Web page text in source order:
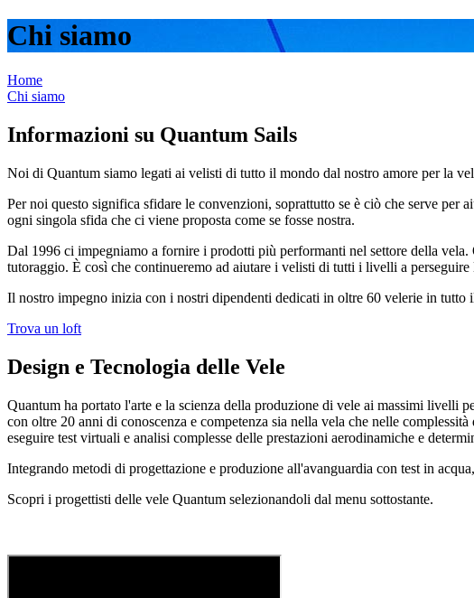
Chi siamo
Home
Chi siamo
Informazioni su Quantum Sails
Noi di Quantum siamo legati ai velisti di tutto il mondo dal nostro amore per la
Per noi questo significa sfidare le convenzioni, soprattutto se è ciò che serve
ogni singola sfida che ci viene proposta come se fosse nostra.
Dal 1996 ci impegniamo a fornire i prodotti più performanti nel settore della
tutoraggio. È così che continueremo ad aiutare i velisti di tutti i livelli a
Il nostro impegno inizia con i nostri dipendenti dedicati in oltre 60 velerie in
Trova un loft
Design e Tecnologia delle Vele
Quantum ha portato l'arte e la scienza della produzione di vele ai massimi livelli
con oltre 20 anni di conoscenza e competenza sia nella vela che nelle
eseguire test virtuali e analisi complesse delle prestazioni aerodinamiche e
Integrando metodi di progettazione e produzione all'avanguardia con test in
Scopri i progettisti delle vele Quantum selezionandoli dal menu sottostante.